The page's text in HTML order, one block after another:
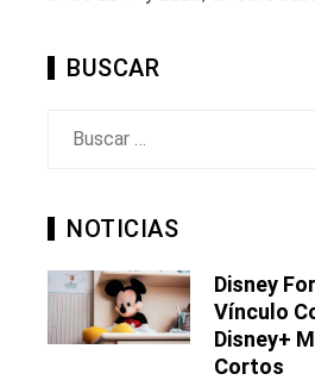
BUSCAR
NOTICIAS
Disney
Vínculo
Disney+
Cortos